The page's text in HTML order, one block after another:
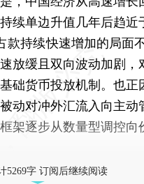
续单边升值几年后趋近
款持续快速增加的局面
放缓且双向波动加剧，
础货币投放机制。也正
动对冲外汇流入向主动
架逐步从数量型调控向
5269字 订阅后继续阅读